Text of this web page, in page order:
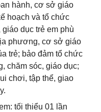
hành, cơ sở giáo
hoạch và tổ chức
dục trẻ em phù
phương, cơ sở giáo
trẻ; bảo đảm tổ chức
chăm sóc, giáo dục;
chơi, tập thể, giao
tối thiểu 01 lần